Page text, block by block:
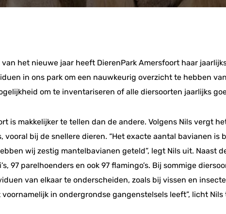
het nieuwe jaar heeft DierenPark Amersfoort haar
in ons park om een nauwkeurig overzicht te hebben
om te inventariseren of alle diersoorten jaarlijks
is makkelijker te tellen dan de andere. Volgens Nils vergt
vooral bij de snellere dieren. “Het exacte aantal bavianen
wij zestig mantelbavianen geteld”, legt Nils uit. Naast
97 parelhoenders en ook 97 flamingo’s. Bij sommige
van elkaar te onderscheiden, zoals bij vissen en
in ondergrondse gangenstelsels leeft”, licht Nils